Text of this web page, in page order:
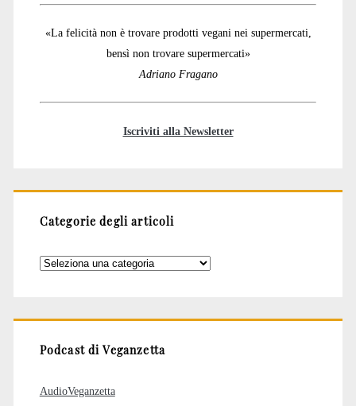
«La felicità non è trovare prodotti vegani nei supermercati,
bensì non trovare supermercati»
Adriano Fragano
Iscriviti alla Newsletter
Categorie degli articoli
Categorie
Podcast di Veganzetta
AudioVeganzetta